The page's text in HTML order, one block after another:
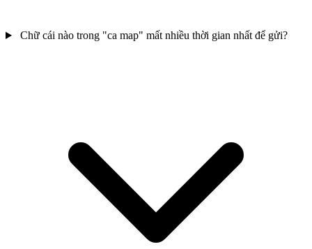
Chữ cái nào trong "ca map" mất nhiều thời gian nhất để gửi?